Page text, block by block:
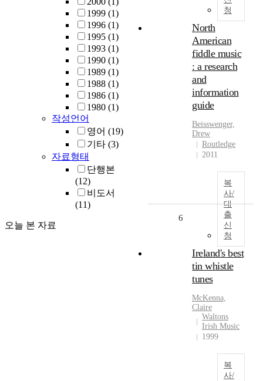
1999 (1)
1996 (1)
1995 (1)
1993 (1)
1990 (1)
1989 (1)
1988 (1)
1986 (1)
1980 (1)
작성언어
영어 (19)
기타 (3)
자료형태
단행본
(12)
비도서
(11)
오늘 본 자료
청
North
American
fiddle music
: a research
and
information
guide
Beisswenger,
Drew
Routledge
2011
복
사/
대
출
신
청
6
Ireland's best
tin whistle
tunes
McKenna,
Claire
Waltons
Irish Music
1999
복
사/